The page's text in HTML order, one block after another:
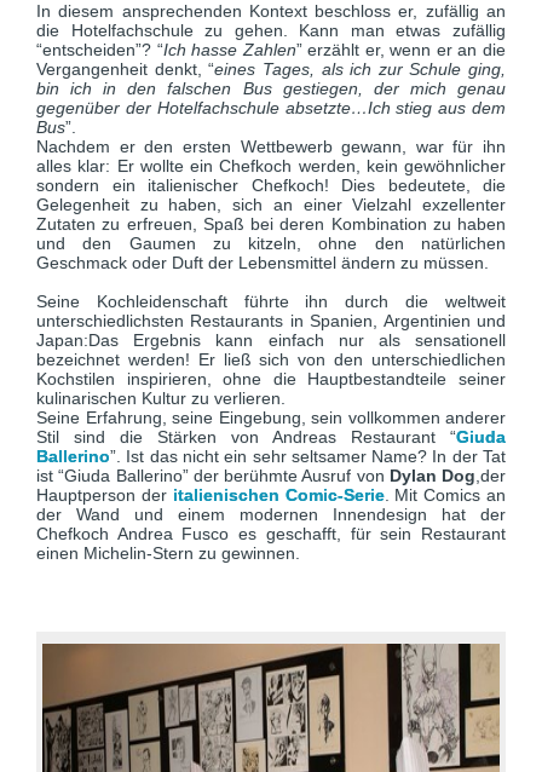
In diesem ansprechenden Kontext beschloss er, zufällig an
die Hotelfachschule zu gehen. Kann man etwas zufällig
“entscheiden”? “Ich hasse Zahlen” erzählt er, wenn er an die
Vergangenheit denkt, “eines Tages, als ich zur Schule ging,
bin ich in den falschen Bus gestiegen, der mich genau
gegenüber der Hotelfachschule absetzte…Ich stieg aus dem
Bus”.
Nachdem er den ersten Wettbewerb gewann, war für ihn
alles klar: Er wollte ein Chefkoch werden, kein gewöhnlicher
sondern ein italienischer Chefkoch! Dies bedeutete, die
Gelegenheit zu haben, sich an einer Vielzahl exzellenter
Zutaten zu erfreuen, Spaß bei deren Kombination zu haben
und den Gaumen zu kitzeln, ohne den natürlichen
Geschmack oder Duft der Lebensmittel ändern zu müssen.
Seine Kochleidenschaft führte ihn durch die weltweit
unterschiedlichsten Restaurants in Spanien, Argentinien und
Japan:Das Ergebnis kann einfach nur als sensationell
bezeichnet werden! Er ließ sich von den unterschiedlichen
Kochstilen inspirieren, ohne die Hauptbestandteile seiner
kulinarischen Kultur zu verlieren.
Seine Erfahrung, seine Eingebung, sein vollkommen anderer
Stil sind die Stärken von Andreas Restaurant “Giuda
Ballerino”. Ist das nicht ein sehr seltsamer Name? In der Tat
ist “Giuda Ballerino” der berühmte Ausruf von Dylan Dog ,der
Hauptperson der italienischen Comic-Serie. Mit Comics an
der Wand und einem modernen Innendesign hat der
Chefkoch Andrea Fusco es geschafft, für sein Restaurant
einen Michelin-Stern zu gewinnen.